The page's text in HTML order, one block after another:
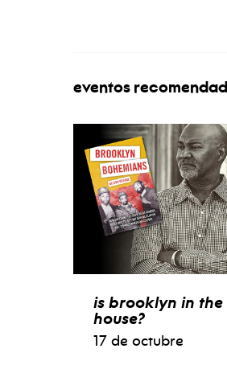
eventos
is brooklyn in the
house?
17 de octubre